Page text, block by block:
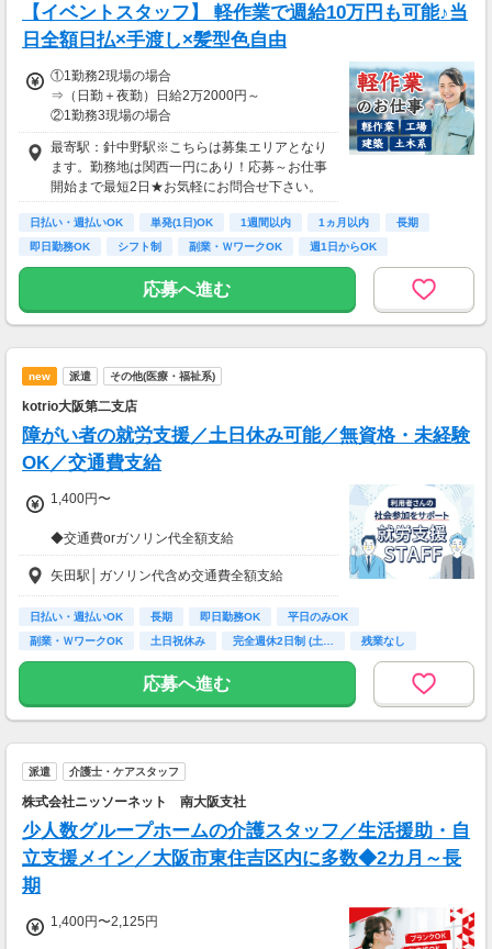
【イベントスタッフ】 軽作業で週給10万円も可能♪当
日全額日払×手渡し×髪型色自由
①1勤務2現場の場合
⇒（日勤＋夜勤）日給2万2000円～
②1勤務3現場の場合
⇒（日勤＋夜勤＋日勤）日給3万5000円～
（3現場・夜勤手当8時間13,000円含む）
③1勤務1現場～（※不定期・会社判断による）
⇒時給1714円～（実働4～7h）日により変動
①②初回はお仕事に慣れて貰うため1勤務1現場
制～勤務が可能（研修※日給1万円～）
③スタッフ欠員などヘルプの場合のみ
≫≫給与お支払い
＊日・週払いの場合⇒即日全額手渡しOK
＊月払いの場合⇒手渡しor銀行振込
最寄駅：針中野駅※こちらは募集エリアとなり
ます。勤務地は関西一円にあり！応募～お仕事
開始まで最短2日★お気軽にお問合せ下さい。
日払い・週払いOK 単発(1日)OK 1週間以内 1ヵ月以内
長期
即日勤務OK
シフト制 副業・ＷワークOK 週1日からOK
応募へ進む
new 派遣 その他(医療・福祉系)
kotrio大阪第二支店
障がい者の就労支援／土日休み可能／無資格・未経験
OK／交通費支給
1,400円〜
◆交通費orガソリン代全額支給
◆各種社会保険完備
◆資格支援制度有
◆日払い・週払い制度（各規定有）
急な出費にあんしんの制度です。
矢田駅│ガソリン代含め交通費全額支給
日払い・週払いOK 長期 即日勤務OK
平日のみOK
副業・ＷワークOK
土日祝休み 完全週休2日制 (土…
残業なし
ボーナス・昇給あり
応募へ進む
派遣 介護士・ケアスタッフ
株式会社ニッソーネット 南大阪支社
少人数グループホームの介護スタッフ／生活援助・自
立支援メイン／大阪市東住吉区内に多数◆2カ月～長
期
1,400円〜2,125円